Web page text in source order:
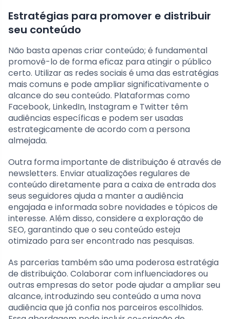
Estratégias para promover e distribuir
seu conteúdo
Não basta apenas criar conteúdo; é fundamental
promovê-lo de forma eficaz para atingir o público
certo. Utilizar as redes sociais é uma das estratégias
mais comuns e pode ampliar significativamente o
alcance do seu conteúdo. Plataformas como
Facebook, LinkedIn, Instagram e Twitter têm
audiências específicas e podem ser usadas
estrategicamente de acordo com a persona
almejada.
Outra forma importante de distribuição é através de
newsletters. Enviar atualizações regulares de
conteúdo diretamente para a caixa de entrada dos
seus seguidores ajuda a manter a audiência
engajada e informada sobre novidades e tópicos de
interesse. Além disso, considere a exploração de
SEO, garantindo que o seu conteúdo esteja
otimizado para ser encontrado nas pesquisas.
As parcerias também são uma poderosa estratégia
de distribuição. Colaborar com influenciadores ou
outras empresas do setor pode ajudar a ampliar seu
alcance, introduzindo seu conteúdo a uma nova
audiência que já confia nos parceiros escolhidos.